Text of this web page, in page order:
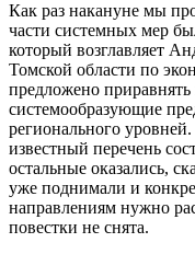
Как раз накануне мы
части системных мер
который возглавляет
Томской области по
предложено
системообразующие
регионального
известный перечень
остальные оказались,
уже поднимали и
направлениям нужно
повестки не снята.